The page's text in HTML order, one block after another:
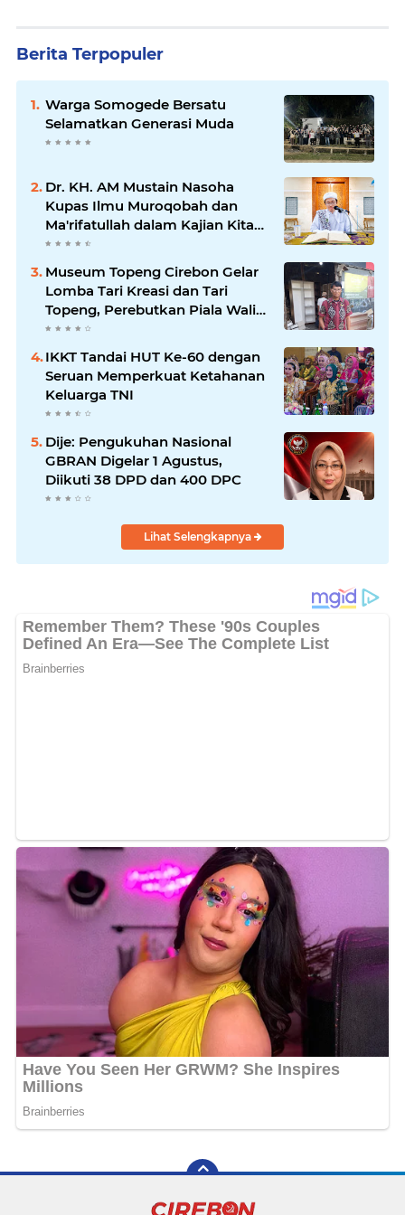
Berita Terpopuler
Warga Somogede Bersatu
Selamatkan Generasi Muda
Dr. KH. AM Mustain Nasoha
Kupas Ilmu Muroqobah dan
Ma'rifatullah dalam Kajian Kitab
Ihya' Ulumuddin
Museum Topeng Cirebon Gelar
Lomba Tari Kreasi dan Tari
Topeng, Perebutkan Piala Wali
Kota
IKKT Tandai HUT Ke-60 dengan
Seruan Memperkuat Ketahanan
Keluarga TNI
Dije: Pengukuhan Nasional
GBRAN Digelar 1 Agustus,
Diikuti 38 DPD dan 400 DPC
Lihat Selengkapnya